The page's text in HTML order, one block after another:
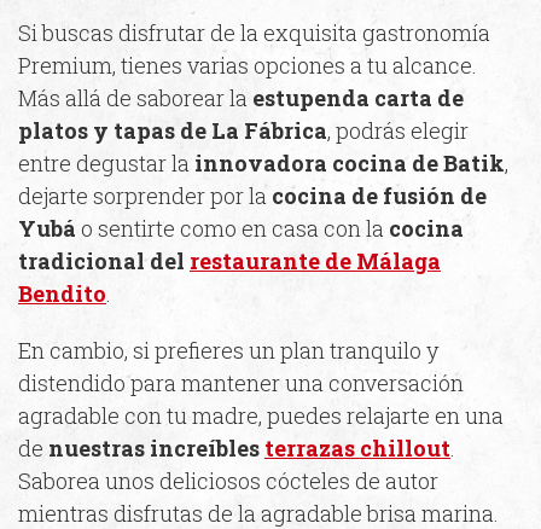
Si buscas disfrutar de la exquisita gastronomía
Premium, tienes varias opciones a tu alcance.
Más allá de saborear la estupenda carta de
platos y tapas de La Fábrica, podrás elegir
entre degustar la innovadora cocina de Batik,
dejarte sorprender por la cocina de fusión de
Yubá o sentirte como en casa con la cocina
tradicional del restaurante de Málaga
Bendito.
En cambio, si prefieres un plan tranquilo y
distendido para mantener una conversación
agradable con tu madre, puedes relajarte en una
de nuestras increíbles terrazas chillout.
Saborea unos deliciosos cócteles de autor
mientras disfrutas de la agradable brisa marina.